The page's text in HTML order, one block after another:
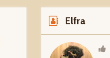
Elfra